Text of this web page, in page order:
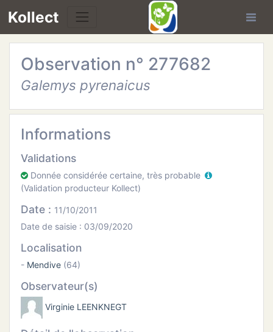
Kollect
Observation n° 277682
Galemys pyrenaicus
Informations
Validations
Donnée considérée certaine, très probable
(Validation producteur Kollect)
Date : 11/10/2011
Date de saisie : 03/09/2020
Localisation
- Mendive(64)
Observateur(s)
Virginie LEENKNEGT